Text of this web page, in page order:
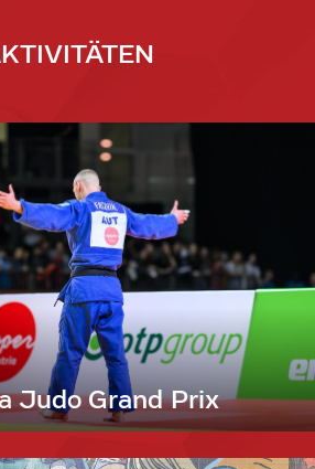
Judo Grand Prix